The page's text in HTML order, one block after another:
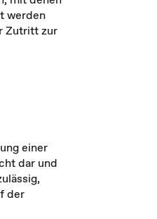
werden
Zutritt zur
einer
dar und
der